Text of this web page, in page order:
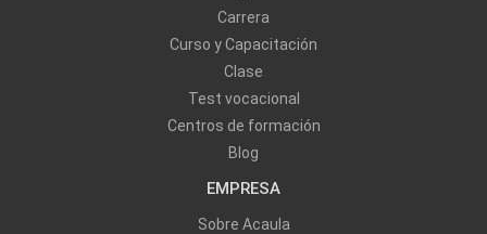
Carrera
Curso y Capacitación
Clase
Test vocacional
Centros de formación
Blog
EMPRESA
Sobre Acaula